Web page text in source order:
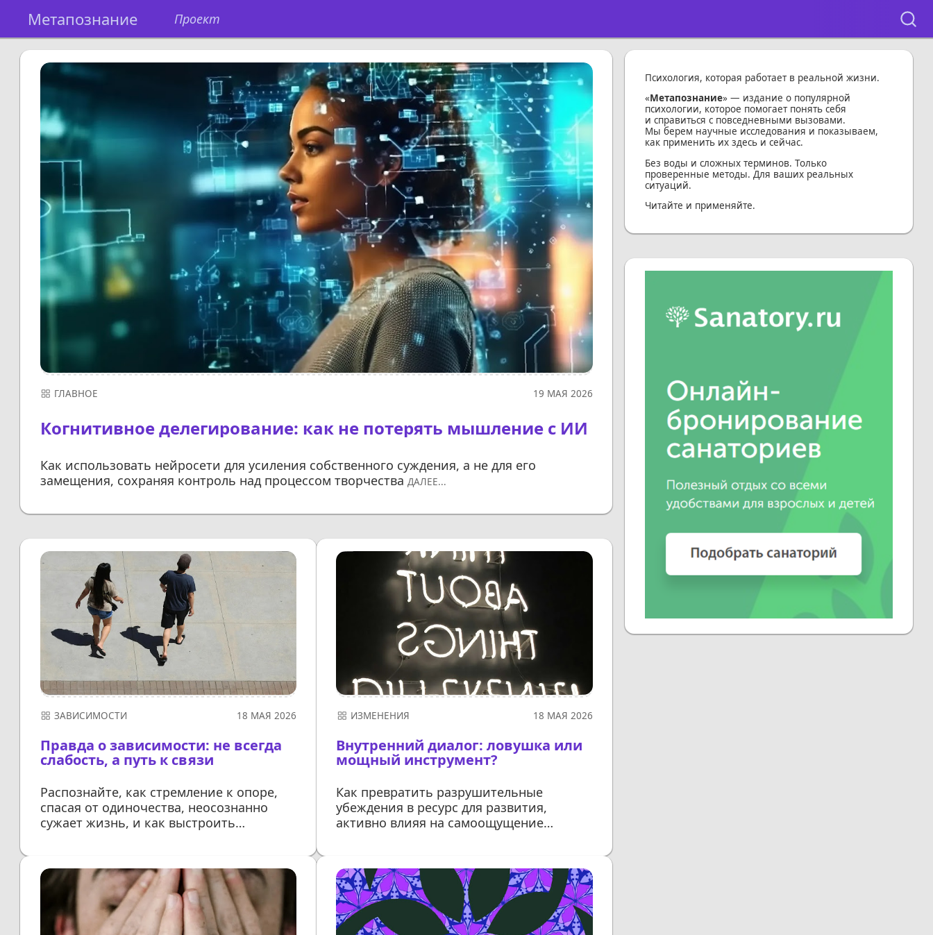
Метапознание Проект
ГЛАВНОЕ 19 МАЯ 2026
Когнитивное делегирование: как не потерять мышление с ИИ
Как использовать нейросети для усиления собственного суждения, а не для его
замещения, сохраняя контроль над процессом творчества ДАЛЕЕ...
ЗАВИСИМОСТИ 18 МАЯ 2026
Правда о зависимости: не всегда
слабость, а путь к связи
Распознайте, как стремление к опоре,
спасая от одиночества, неосознанно
сужает жизнь, и как выстроить
ИЗМЕНЕНИЯ 18 МАЯ 2026
Внутренний диалог: ловушка или
мощный инструмент?
Как превратить разрушительные
убеждения в ресурс для развития,
активно влияя на самоощущение
Психология, которая работает в реальной жизни.
«Метапознание» — издание о популярной
психологии, которое помогает понять себя
и справиться с повседневными вызовами.
Мы берем научные исследования и показываем,
как применить их здесь и сейчас.
Без воды и сложных терминов. Только
проверенные методы. Для ваших реальных
ситуаций.
Читайте и применяйте.